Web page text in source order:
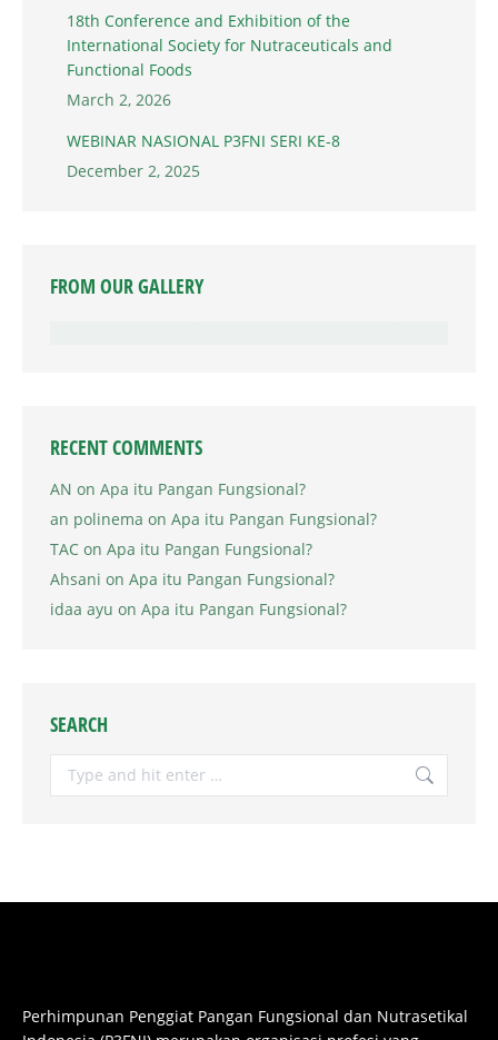
18th Conference and Exhibition of the
International Society for Nutraceuticals and
Functional Foods
March 2, 2026
WEBINAR NASIONAL P3FNI SERI KE-8
December 2, 2025
FROM OUR GALLERY
RECENT COMMENTS
AN on Apa itu Pangan Fungsional?
an polinema on Apa itu Pangan Fungsional?
TAC on Apa itu Pangan Fungsional?
Ahsani on Apa itu Pangan Fungsional?
idaa ayu on Apa itu Pangan Fungsional?
SEARCH
Search:
Perhimpunan Penggiat Pangan Fungsional dan Nutrasetikal